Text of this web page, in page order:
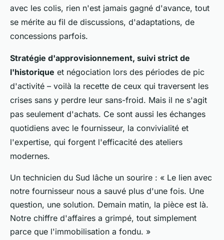
avec les colis, rien n'est jamais gagné d'avance, tout
se mérite au fil de discussions, d'adaptations, de
concessions parfois.
Stratégie d'approvisionnement, suivi strict de
l'historique et négociation lors des périodes de pic
d'activité – voilà la recette de ceux qui traversent les
crises sans y perdre leur sans-froid. Mais il ne s'agit
pas seulement d'achats. Ce sont aussi les échanges
quotidiens avec le fournisseur, la convivialité et
l'expertise, qui forgent l'efficacité des ateliers
modernes.
Un technicien du Sud lâche un sourire : « Le lien avec
notre fournisseur nous a sauvé plus d'une fois. Une
question, une solution. Demain matin, la pièce est là.
Notre chiffre d'affaires a grimpé, tout simplement
parce que l'immobilisation a fondu. »